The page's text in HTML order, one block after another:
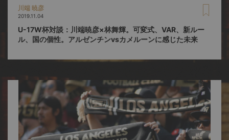
川端 暁彦
2019.11.04
U-17W杯対談：川端暁彦×林舞輝。可変式、VAR、新ルー
ル、国の個性。アルゼンチンvsカメルーンに感じた未来